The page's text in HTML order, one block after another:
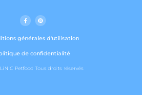
F
a
c
b
o
k
f
P
i
n
e
r
s
t
générales d'utilisation
de confidentialité
Petfood Tous droits réservés